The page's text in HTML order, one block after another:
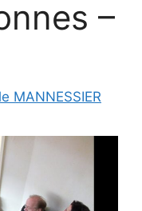
–
MANNESSIER